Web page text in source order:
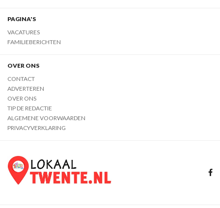
PAGINA'S
VACATURES
FAMILIEBERICHTEN
OVER ONS
CONTACT
ADVERTEREN
OVER ONS
TIP DE REDACTIE
ALGEMENE VOORWAARDEN
PRIVACYVERKLARING